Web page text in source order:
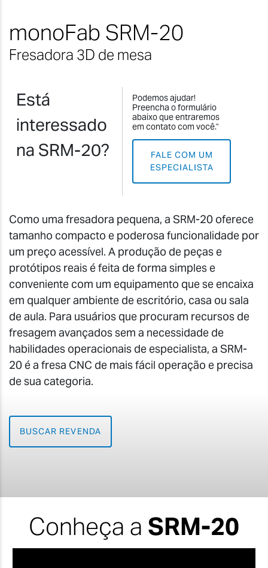
monoFab SRM-20
Fresadora 3D de mesa
Está
interessado
na SRM-20?
Podemos ajudar!
Preencha o formulário
abaixo que entraremos
em contato com você."
FALE COM UM
ESPECIALISTA
Como uma fresadora pequena, a SRM-20 oferece
tamanho compacto e poderosa funcionalidade por
um preço acessível. A produção de peças e
protótipos reais é feita de forma simples e
conveniente com um equipamento que se encaixa
em qualquer ambiente de escritório, casa ou sala
de aula. Para usuários que procuram recursos de
fresagem avançados sem a necessidade de
habilidades operacionais de especialista, a SRM-
20 é a fresa CNC de mais fácil operação e precisa
de sua categoria.
BUSCAR REVENDA
Conheça a SRM-20